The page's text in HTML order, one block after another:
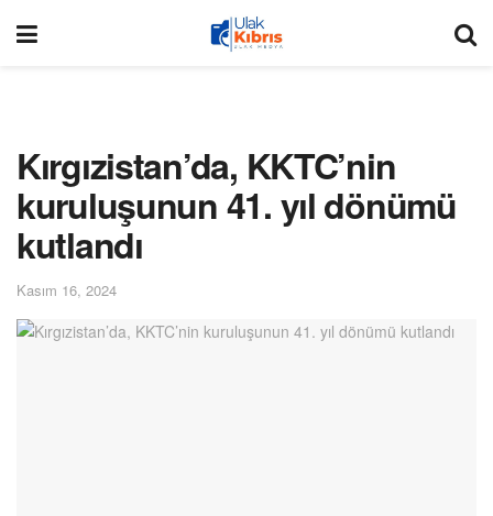
Kırgızistan’da, KKTC’nin
kuruluşunun 41. yıl dönümü
kutlandı
Kasım 16, 2024